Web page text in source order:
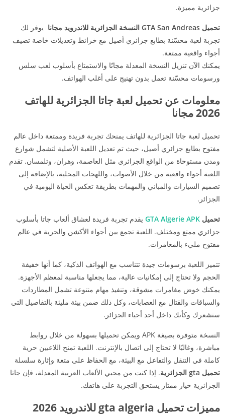
جزائرية مميزة.
تحميل GTA San Andreas النسخة الجزائرية للاندرويد مجانا
يوفر لك
تجربة لعبة محسّنة بطابع جزائري أصيل مع خرائط وتعديلات خاصة تضيف
أجواء واقعية ممتعة.
يمكنك الآن تنزيل النسخة المعدلة مجانًا والاستمتاع بأسلوب لعب سلس
ورسومات محسّنة تعمل بدون تهنيج على أغلب الهواتف.
معلومات عن تحميل لعبة جاتا الجزائرية للهاتف
2026 مجانا
تحميل لعبة جاتا الجزائرية للهاتف يمنحك تجربة فريدة وممتعة داخل عالم
مفتوح بطابع جزائري أصيل، حيث تم تعديل اللعبة الأصلية لتشمل شوارع
ومدن مستوحاة من الواقع الجزائري مثل العاصمة، وهران، وتلمسان. تقدم
اللعبة أجواء واقعية من خلال الأصوات، واللهجات المحلية، بالإضافة إلى
تصميم السيارات والمباني والمهمات بطريقة تعكس الحياة اليومية في
الجزائر.
تحميل GTA Algerie APK يقدم تجربة فريدة لعشاق ألعاب جاتا بأسلوب
جزائري ممتع ومختلف. اللعبة تجمع بين أجواء الأكشن والحرية في عالم
مفتوح مليء بالمغامرات.
تتميز اللعبة برسومات جيدة تتناسب مع الهواتف الذكية، كما أنها خفيفة
الحجم ولا تحتاج إلى إمكانيات عالية، مما يجعلها مناسبة لمعظم الأجهزة.
يمكنك خوض مغامرات مشوقة، وتنفيذ مهام متنوعة تشمل المطاردات
والسباقات والقتال مع العصابات، وكل ذلك ضمن بيئة مليئة بالتفاصيل التي
ستشعرك وكأنك داخل أحد أحياء الجزائر.
النسخة متوفرة بصيغة APK ويمكن تحميلها بسهولة من خلال روابط
مباشرة، وغالبًا لا تحتاج إلى اتصال بالإنترنت. اللعبة تمنح اللاعبين حرية
كاملة في التنقل والتفاعل مع البيئة، مع الحفاظ على متعة وإثارة سلسلة
تحميل gta الجزائرية
. إذا كنت من محبي الألعاب العربية المعدلة، فإن جاتا
الجزائرية خيار ممتاز يستحق التجربة على هاتفك.
مميزات تحميل gta algeria للاندرويد 2026